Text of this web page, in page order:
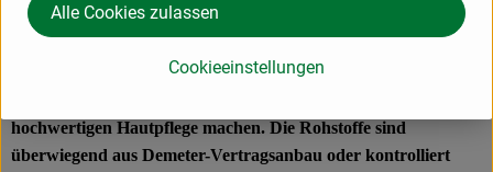
D 82405 Wessobrunn
Frische der Rohstoffe und ihrer Zubereitung. So sind es vor
hochwertigen Hautpflege machen. Die Rohstoffe sind
überwiegend aus Demeter-Vertragsanbau oder kontrolliert
Cookieeinstellungen
Alle Cookies zulassen